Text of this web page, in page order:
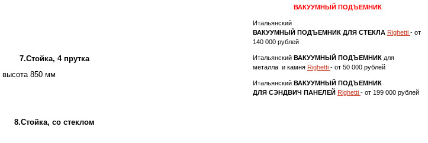
7.Стойка, 4 прутка
высота 850 мм
8.Стойка, со стеклом
ВАКУУМНЫЙ ПОДЪЕМНИК
Итальянский
ВАКУУМНЫЙ ПОДЪЕМНИК ДЛЯ СТЕКЛА Righetti - от
140 000 рублей
Итальянский ВАКУУМНЫЙ ПОДЪЕМНИК для
металла и камня Righetti - от 50 000 рублей
Итальянский ВАКУУМНЫЙ ПОДЪЕМНИК
ДЛЯ СЭНДВИЧ ПАНЕЛЕЙ Righetti - от 199 000 рублей